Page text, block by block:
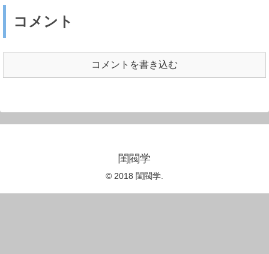
コメント
コメントを書き込む
閨閥学
© 2018 閨閥学.